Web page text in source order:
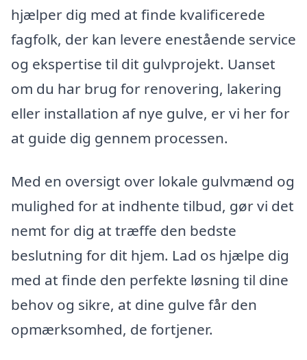
hjælper dig med at finde kvalificerede
fagfolk, der kan levere enestående service
og ekspertise til dit gulvprojekt. Uanset
om du har brug for renovering, lakering
eller installation af nye gulve, er vi her for
at guide dig gennem processen.
Med en oversigt over lokale gulvmænd og
mulighed for at indhente tilbud, gør vi det
nemt for dig at træffe den bedste
beslutning for dit hjem. Lad os hjælpe dig
med at finde den perfekte løsning til dine
behov og sikre, at dine gulve får den
opmærksomhed, de fortjener.